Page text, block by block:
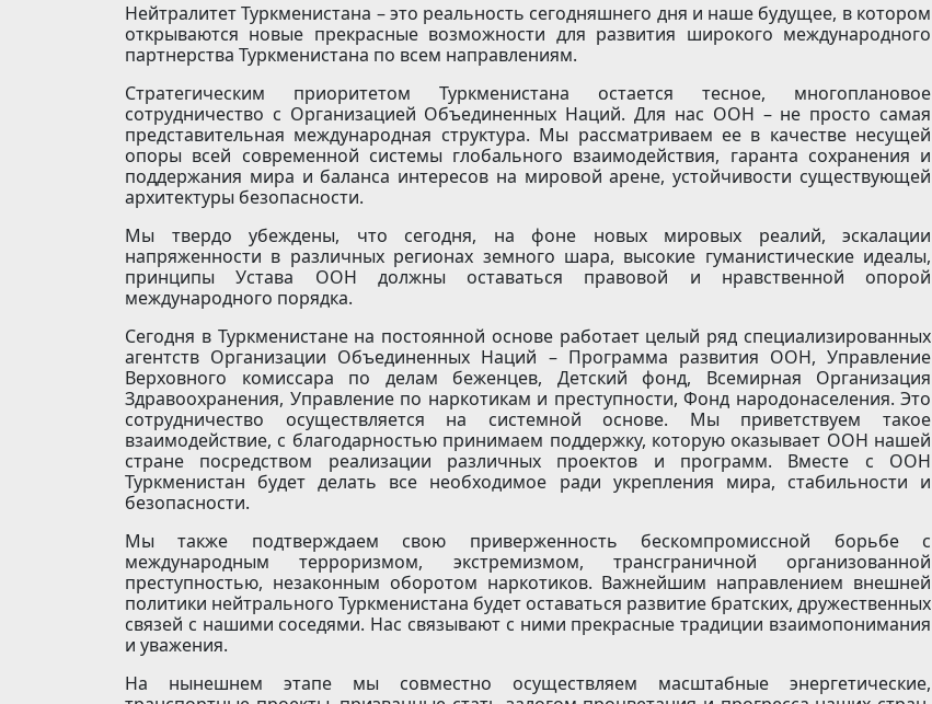
Нейтралитет Туркменистана – это реальность сегодняшнего дня и наше будущее, в котором
открываются новые прекрасные возможности для развития широкого международного
партнерства Туркменистана по всем направлениям.
Стратегическим приоритетом Туркменистана остается тесное, многоплановое
сотрудничество с Организацией Объединенных Наций. Для нас ООН – не просто самая
представительная международная структура. Мы рассматриваем ее в качестве несущей
опоры всей современной системы глобального взаимодействия, гаранта сохранения и
поддержания мира и баланса интересов на мировой арене, устойчивости существующей
архитектуры безопасности.
Мы твердо убеждены, что сегодня, на фоне новых мировых реалий, эскалации
напряженности в различных регионах земного шара, высокие гуманистические идеалы,
принципы Устава ООН должны оставаться правовой и нравственной опорой
международного порядка.
Сегодня в Туркменистане на постоянной основе работает целый ряд специализированных
агентств Организации Объединенных Наций – Программа развития ООН, Управление
Верховного комиссара по делам беженцев, Детский фонд, Всемирная Организация
Здравоохранения, Управление по наркотикам и преступности, Фонд народонаселения. Это
сотрудничество осуществляется на системной основе. Мы приветствуем такое
взаимодействие, с благодарностью принимаем поддержку, которую оказывает ООН нашей
стране посредством реализации различных проектов и программ. Вместе с ООН
Туркменистан будет делать все необходимое ради укрепления мира, стабильности и
безопасности.
Мы также подтверждаем свою приверженность бескомпромиссной борьбе с
международным терроризмом, экстремизмом, трансграничной организованной
преступностью, незаконным оборотом наркотиков. Важнейшим направлением внешней
политики нейтрального Туркменистана будет оставаться развитие братских, дружественных
связей с нашими соседями. Нас связывают с ними прекрасные традиции взаимопонимания
и уважения.
На нынешнем этапе мы совместно осуществляем масштабные энергетические,